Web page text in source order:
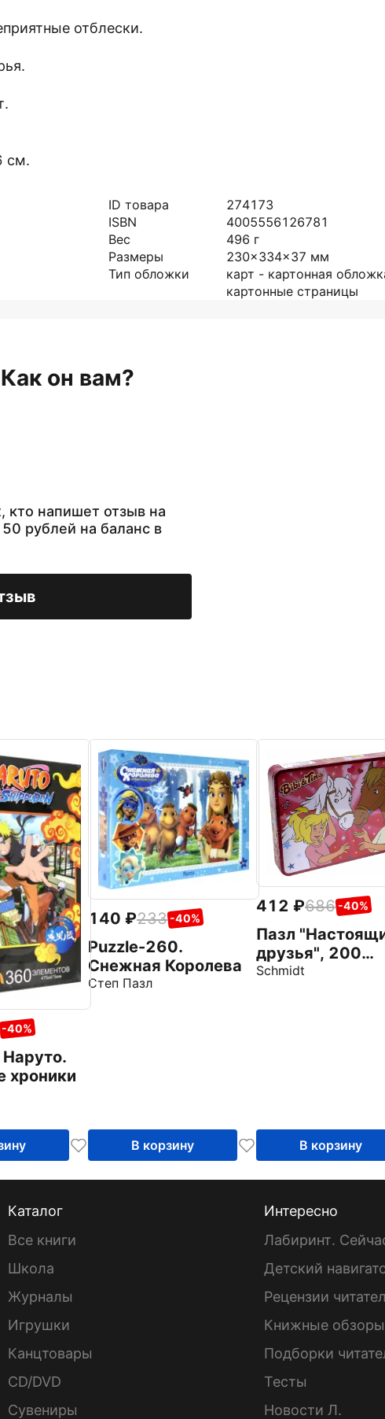
отблески.
см.
ID товара
274173
ISBN
4005556126781
Вес
496 г
Размеры
230x334x37 мм
Тип обложки
карт - картонная
картонные страницы
он вам?
напишет отзыв на
рублей на баланс в
-40%
хроники
140 233 -40%
Puzzle-260.
Снежная Королева
Степ Пазл
В корзину
412 686 -40%
Пазл
друзья", 200
элементов
Schmidt
В корзину
Каталог
Все книги
Школа
Журналы
Игрушки
Канцтовары
CD/DVD
Сувениры
Интересно
Лабиринт.
Детский
Рецензии
Книжные обзоры
Подборки
Тесты
Новости Л.